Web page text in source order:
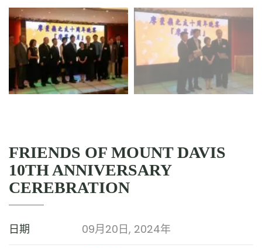
FRIENDS OF MOUNT DAVIS
10TH ANNIVERSARY
CEREBRATION
日期 09月20日, 2024年